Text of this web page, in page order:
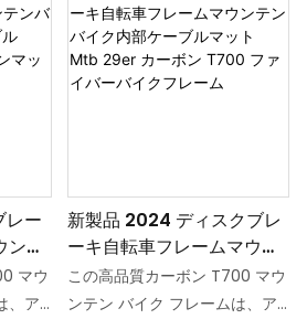
。 14
のさ
の軽
T700 カーボンファイバーを使
用した軽量で耐久性のある自転
車フレームです。 最適なパフォ
性と洗練されたマット仕上げが
特徴です。
レー
テ
ケー
ー
マウ
、ア
新製品 2024 ディスクブレ
ーキ自転車フレームマウン
テンバイク内部ケーブルマ
ット Mtb 29er カーボン
この高品質カーボン T700 マウ
ンテン バイク フレームは、ア